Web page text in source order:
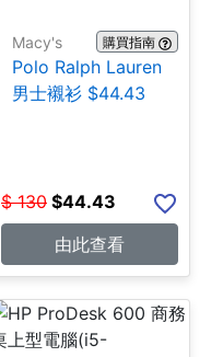
Macy's 購買指南
Polo Ralph Lauren
男士襯衫 $44.43
$ 130 $44.43
由此查看